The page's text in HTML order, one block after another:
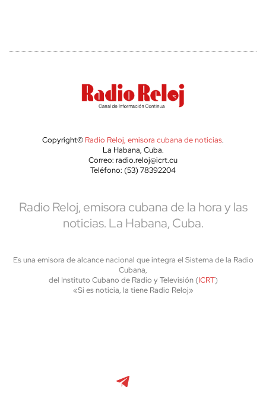
Copyright© Radio Reloj, emisora cubana de noticias.
La Habana, Cuba.
Correo: radio.reloj@icrt.cu
Teléfono: (53) 78392204
Radio Reloj, emisora cubana de la hora y las
noticias. La Habana, Cuba.
Es una emisora de alcance nacional que integra el Sistema de la Radio
Cubana,
del Instituto Cubano de Radio y Televisión (ICRT)
«Si es noticia, la tiene Radio Reloj»